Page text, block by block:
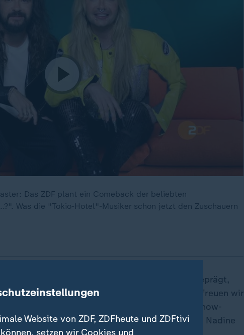
Das ZDF plant ein Comeback der beliebten
Was die "Tokio-Hotel"-Musiker schon jetzt den Zuschauern
im Fernsehen für ganze Generationen geprägt,
an der Sendung ist ungebrochen. Deshalb freuen wir
gestarteten Jahr nun bereits ein echtes Show-
können", erklärt ZDF-Programmdirektorin Dr. Nadine
Website von ZDF, ZDFheute und ZDFtivi
setzen wir Cookies und